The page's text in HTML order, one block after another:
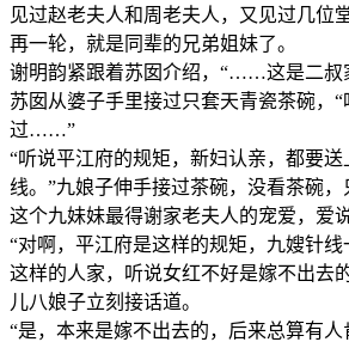
见过赵老夫人和周老夫人，又见过几位
再一轮，就是同辈的兄弟姐妹了。
谢明韵紧跟着苏囡介绍，“……这是二叔
苏囡从婆子手里接过只套天青瓷茶碗，
过……”
“听说平江府的规矩，新妇认亲，都要
线。”九娘子伸手接过茶碗，没看茶碗，
这个九妹妹最得谢家老夫人的宠爱，爱
“对啊，平江府是这样的规矩，九嫂针
这样的人家，听说女红不好是嫁不出去
儿八娘子立刻接话道。
“是，本来是嫁不出去的，后来总算有